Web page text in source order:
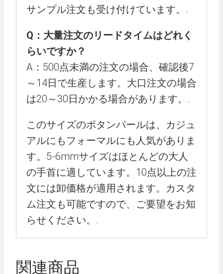
サンプル注文も受け付けています。.
Q：大量注文のリードタイムはどれく
らいですか？
A：500点未満の注文の場合、確認後7
～14日で生産します。大口注文の場合
は20～30日かかる場合があります。.
このサイズのボタンパールは、カジュ
アルにもフォーマルにも人気がありま
す。5-6mmサイズはほとんどの大人
の手首に適しています。10点以上の注
文には卸価格が適用されます。カスタ
ム注文も可能ですので、ご要望をお知
らせください。.
関連商品